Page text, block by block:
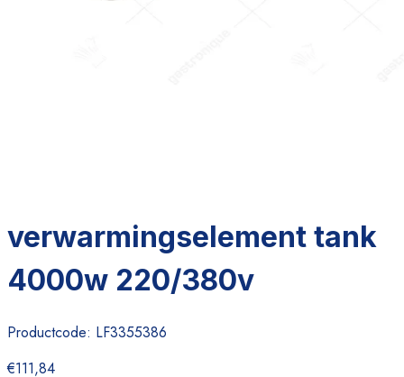
verwarmingselement tank
4000w 220/380v
Productcode: LF3355386
€111,84